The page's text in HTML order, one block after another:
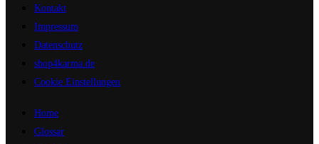
Kontakt
Impressum
Datenschutz
shop4karma.de
Cookie Einstellungen
Home
Glossar